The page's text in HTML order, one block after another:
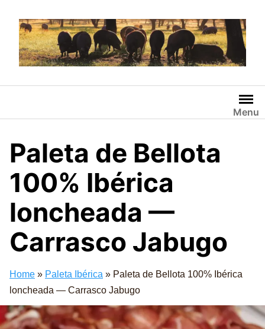
contenido
Menu
Paleta de Bellota
100% Ibérica
loncheada —
Carrasco Jabugo
Home » Paleta Ibérica » Paleta de Bellota 100% Ibérica
loncheada — Carrasco Jabugo